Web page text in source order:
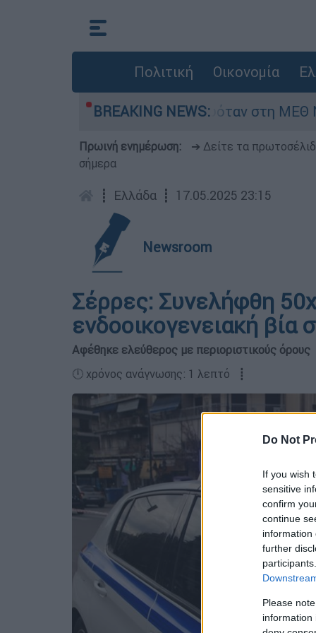
Do Not
If you wish
sensitive
confirm
continue
information
further
Please
information
Πολιτική Οικονομία
BREAKING NEWS:
8 ημερών - Νοσηλευόταν στη ΜΕΘ
Πρωινή ενημέρωση: ➔ Δείτε τα
σήμερα
┋ Ελλάδα ┋ 17.05.2025 23:15
Newsroom
Σέρρες: Συνελήφθη
ενδοοικογενειακή
Αφέθηκε ελεύθερος με περιοριστικούς όρους
🕛 χρόνος ανάγνωσης: 1 λεπτό ┋